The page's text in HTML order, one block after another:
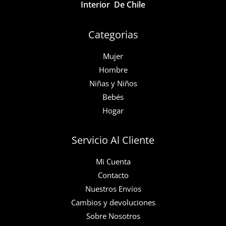
de
Interior De Chile
Categorias
Mujer
Hombre
Niñas y Niños
Bebés
Hogar
Servicio Al Cliente
Mi Cuenta
Contacto
Nuestros Envíos
Cambios y devoluciones
Sobre Nosotros